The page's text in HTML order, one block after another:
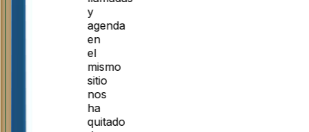
y
agenda
en
el
mismo
sitio
nos
ha
quitado